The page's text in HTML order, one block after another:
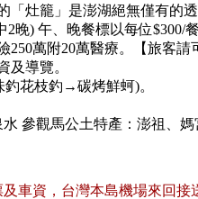
「灶籠」是澎湖絕無僅有的
2晚) 午、晚餐標以每位$300/
250萬附20萬醫療。【旅客
及導覽。
花枝釣→碳烤鮮蚵)。
參觀馬公土特產：澎祖、媽
車資，台灣本島機場來回接